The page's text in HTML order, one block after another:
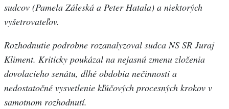
sudcov (Pamela Záleská a Peter Hatala) a niektorých
vyšetrovateľov.
Rozhodnutie podrobne rozanalyzoval sudca NS SR Juraj
Kliment. Kriticky poukázal na nejasnú zmenu zloženia
dovolacieho senátu, dlhé obdobia nečinnosti a
nedostatočné vysvetlenie kľúčových procesných krokov v
samotnom rozhodnutí.